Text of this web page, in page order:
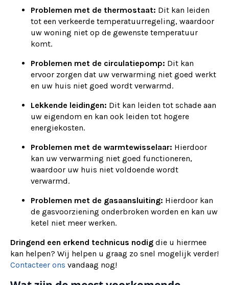
Problemen met de thermostaat: Dit kan leiden
tot een verkeerde temperatuurregeling, waardoor
uw woning niet op de gewenste temperatuur
komt.
Problemen met de circulatiepomp: Dit kan
ervoor zorgen dat uw verwarming niet goed werkt
en uw huis niet goed wordt verwarmd.
Lekkende leidingen: Dit kan leiden tot schade aan
uw eigendom en kan ook leiden tot hogere
energiekosten.
Problemen met de warmtewisselaar: Hierdoor
kan uw verwarming niet goed functioneren,
waardoor uw huis niet voldoende wordt
verwarmd.
Problemen met de gasaansluiting: Hierdoor kan
de gasvoorziening onderbroken worden en kan uw
ketel niet meer werken.
Dringend een erkend technicus nodig die u hiermee
kan helpen? Wij helpen u graag zo snel mogelijk verder!
Contacteer ons vandaag nog!